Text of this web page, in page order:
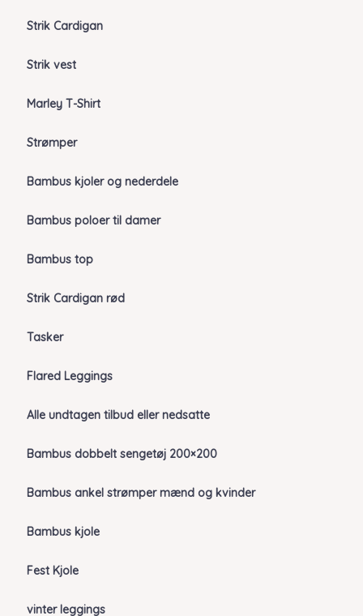
Strik Cardigan
Strik vest
Marley T-Shirt
Strømper
Bambus kjoler og nederdele
Bambus poloer til damer
Bambus top
Strik Cardigan rød
Tasker
Flared Leggings
Alle undtagen tilbud eller nedsatte
Bambus dobbelt sengetøj 200×200
Bambus ankel strømper mænd og kvinder
Bambus kjole
Fest Kjole
vinter leggings